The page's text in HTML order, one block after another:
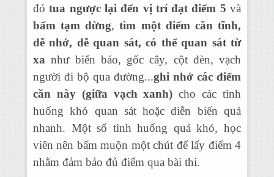
đótua ngược lại đến vị trí đạt điểm 5 và
bấm tạm dừng,tìm một điểm căn tĩnh,
dễ nhớ, dễ quan sát, có thể quan sát từ
xa như biển báo, gốc cây, cột đèn, vạch
người đi bộ qua đường...ghi nhớ các điểm
căn này (giữa vạch xanh) cho các tình
huống khó quan sát hoặc diễn biến quá
nhanh. Một số tình huống quá khó, học
viên nên bấm muộn một chút để lấy điểm 4
nhằm đảm bảo đủ điểm qua bài thi.